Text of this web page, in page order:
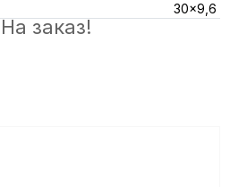
30x9,6
На заказ!